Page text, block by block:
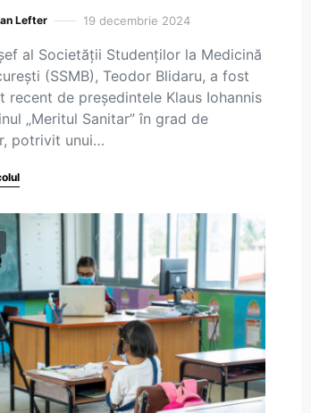
Lefter 19 decembrie 2024
al Societății Studenților la Medicină
(SSMB), Teodor Blidaru, a fost
recent de președintele Klaus Iohannis
„Meritul Sanitar” în grad de
potrivit unui…